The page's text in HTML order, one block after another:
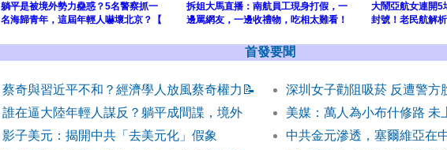
躺平是被境外勢力蠱惑？5名警察抓一
名海歸青年，這屆年輕人嚇壞北京？【
拆姐大馬直播：南航員工現身打假，一
邊罵網友，一邊收禮物，吃相太難看！
大鬧亞航女連開5
封號！老民航解
首發要聞
蔡奇與習近平不和？經濟學人放風蔡奇權力 📝
誰在逼大陸年輕人謀反？躺平成間諜，境外
影子美元：揭開中共「去美元化」假象
深圳女子勸阻吸菸 反遭警方
美媒：萬人為小布什修路 未
中共金元滲透，塞爾維亞在